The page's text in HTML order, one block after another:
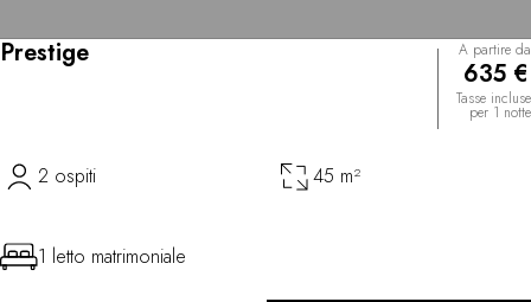
Prestige A partire da
635 €
Tasse incluse
per 1 notte
2 ospiti 45 m²
1 letto matrimoniale